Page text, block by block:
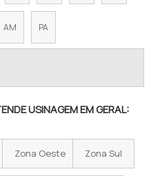
AM PA
USINAGEM EM GERAL:
Zona Oeste Zona Sul